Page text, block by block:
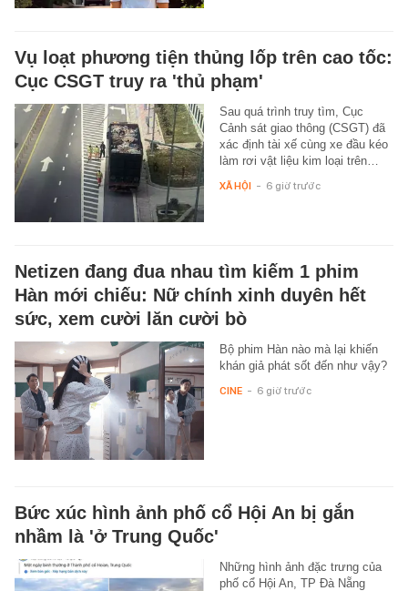
Vụ loạt phương tiện thủng lốp trên cao tốc:
Cục CSGT truy ra 'thủ phạm'
Sau quá trình truy tìm, Cục
Cảnh sát giao thông (CSGT) đã
xác định tài xế cùng xe đầu kéo
làm rơi vật liệu kim loại trên…
XÃ HỘI - 6 giờ trước
Netizen đang đua nhau tìm kiếm 1 phim
Hàn mới chiếu: Nữ chính xinh duyên hết
sức, xem cười lăn cười bò
Bộ phim Hàn nào mà lại khiến
khán giả phát sốt đến như vậy?
CINE - 6 giờ trước
Bức xúc hình ảnh phố cổ Hội An bị gắn
nhầm là 'ở Trung Quốc'
Những hình ảnh đặc trưng của
phố cổ Hội An, TP Đà Nẵng